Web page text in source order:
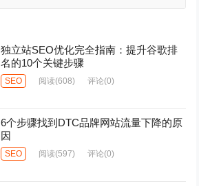
独立站SEO优化完全指南：提升谷歌排
名的10个关键步骤
SEO 阅读(608) 评论(0)
6个步骤找到DTC品牌网站流量下降的原
因
SEO 阅读(597) 评论(0)